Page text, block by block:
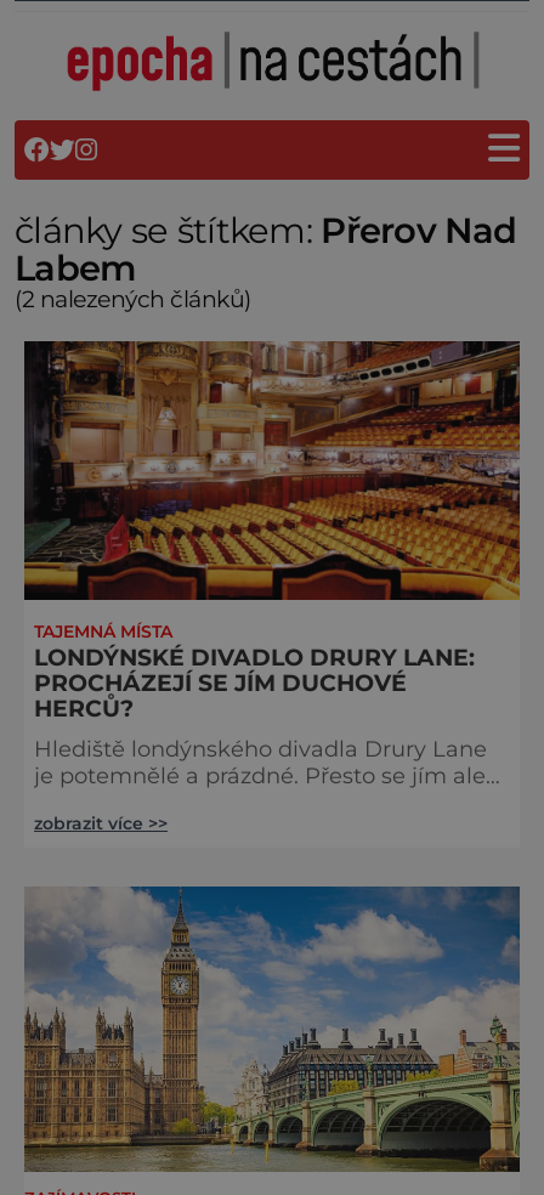
články se štítkem: Přerov Nad
Labem
(2 nalezených článků)
TAJEMNÁ MÍSTA
LONDÝNSKÉ DIVADLO DRURY LANE:
PROCHÁZEJÍ SE JÍM DUCHOVÉ
HERCŮ?
Hlediště londýnského divadla Drury Lane
je potemnělé a prázdné. Přesto se jím ale
jakési mumlání, z nedaleké chodby čísi
totiž údajně straší. Stavbu londýnského
divadla Drury Lane dotoval bohatý herec a
divadelník ze 17. století jménem Thomas
zobrazit více >>